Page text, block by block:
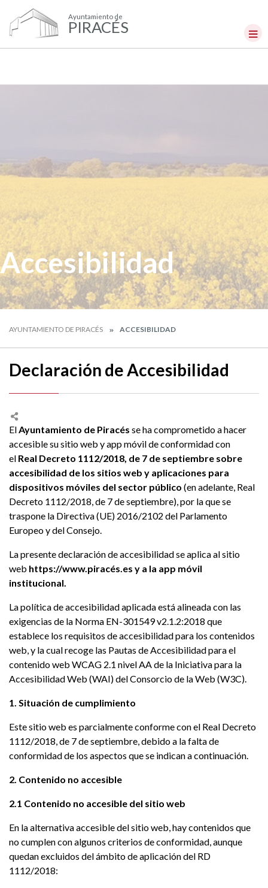
Ayuntamiento de
PIRACÉS
Accesibilidad
AYUNTAMIENTO DE PIRACÉS ACCESIBILIDAD
Declaración de Accesibilidad
ElAyuntamiento de Piracés se ha comprometido a hacer
accesible su sitio web y app móvil de conformidad con
el Real Decreto 1112/2018, de 7 de septiembre sobre
accesibilidad de los sitios web y aplicaciones para
dispositivos móviles del sector público (en adelante, Real
Decreto 1112/2018, de 7 de septiembre), por la que se
traspone la Directiva (UE) 2016/2102 del Parlamento
Europeo y del Consejo.
La presente declaración de accesibilidad se aplica al sitio
web https://www.piracés.es y a la app móvil
institucional.
La política de accesibilidad aplicada está alineada con las
exigencias de la Norma EN-301549 v2.1.2:2018 que
establece los requisitos de accesibilidad para los contenidos
web, y la cual recoge las Pautas de Accesibilidad para el
contenido web WCAG 2.1 nivel AA de la Iniciativa para la
Accesibilidad Web (WAI) del Consorcio de la Web (W3C).
1. Situación de cumplimiento
Este sitio web es parcialmente conforme con el Real Decreto
1112/2018, de 7 de septiembre, debido a la falta de
conformidad de los aspectos que se indican a continuación.
2. Contenido no accesible
2.1 Contenido no accesible del sitio web
En la alternativa accesible del sitio web, hay contenidos que
no cumplen con algunos criterios de conformidad, aunque
quedan excluidos del ámbito de aplicación del RD
1112/2018: